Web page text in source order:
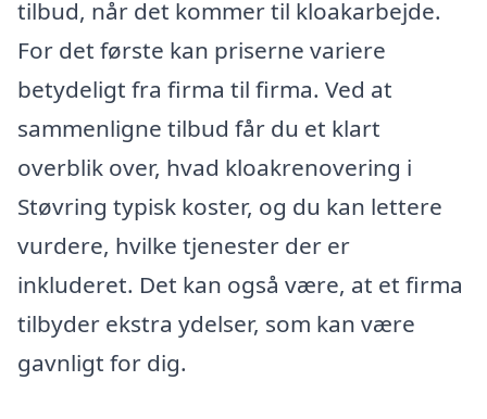
tilbud, når det kommer til kloakarbejde.
For det første kan priserne variere
betydeligt fra firma til firma. Ved at
sammenligne tilbud får du et klart
overblik over, hvad kloakrenovering i
Støvring typisk koster, og du kan lettere
vurdere, hvilke tjenester der er
inkluderet. Det kan også være, at et firma
tilbyder ekstra ydelser, som kan være
gavnligt for dig.